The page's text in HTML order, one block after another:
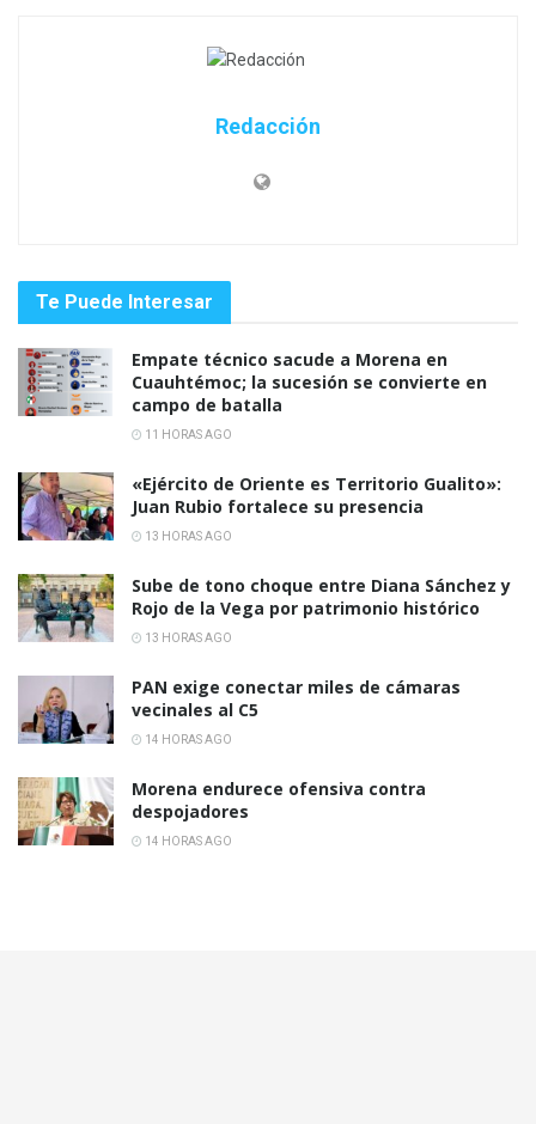
Redacción
Te Puede Interesar
Empate técnico sacude a Morena en
Cuauhtémoc; la sucesión se convierte en
campo de batalla
11 HORAS AGO
«Ejército de Oriente es Territorio Gualito»:
Juan Rubio fortalece su presencia
13 HORAS AGO
Sube de tono choque entre Diana Sánchez y
Rojo de la Vega por patrimonio histórico
13 HORAS AGO
PAN exige conectar miles de cámaras
vecinales al C5
14 HORAS AGO
Morena endurece ofensiva contra
despojadores
14 HORAS AGO